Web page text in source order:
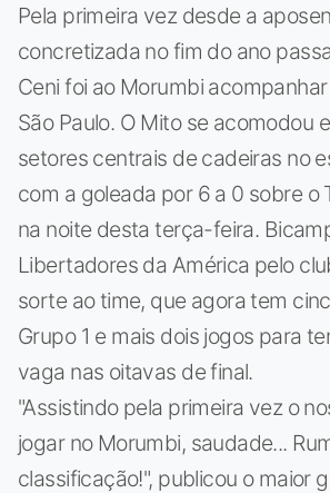
Pela primeira vez desde a
concretizada no fim do ano
Ceni foi ao Morumbi
São Paulo. O Mito se acomodou
setores centrais de cadeiras no
com a goleada por 6 a 0 sobre o
na noite desta terça-feira.
Libertadores da América pelo
sorte ao time, que agora tem
Grupo 1 e mais dois jogos para
vaga nas oitavas de final.
"Assistindo pela primeira vez o
jogar no Morumbi, saudade...
classificação!", publicou o maior